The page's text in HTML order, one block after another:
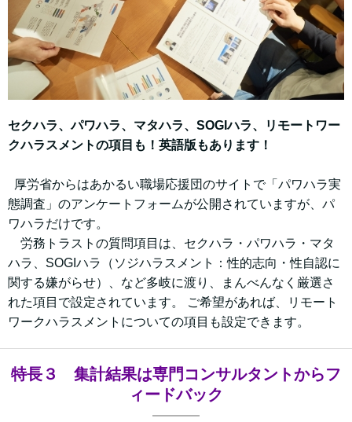
セクハラ、パワハラ、マタハラ、SOGIハラ、リモートワー
クハラスメントの項目も！ 英語版もあります！
厚労省からはあかるい職場応援団のサイトで「パワハラ実
態調査」のアンケートフォームが公開されていますが、パ
ワハラだけです。
労務トラストの質問項目は、セクハラ・パワハラ・マタ
ハラ、SOGIハラ（ソジハラスメント：性的志向・性自認に
関する嫌がらせ）、など多岐に渡り、まんべんなく厳選さ
れた項目で設定されています。 ご希望があれば、リモート
ワークハラスメントについての項目も設定できます。
特長３ 集計結果は専門コンサルタントからフ
ィードバック